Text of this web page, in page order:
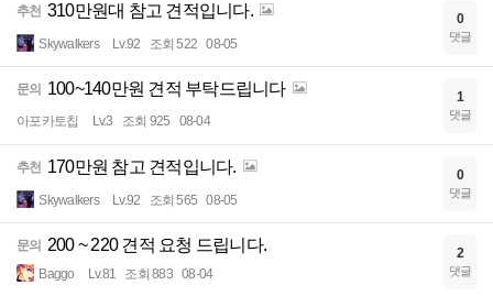
추천 310만원대 참고 견적입니다.
Skywalkers Lv.92 조회 522 08-05
0
댓글
문의 100~140만원 견적 부탁드립니다
아포카토칩 Lv.3 조회 925 08-04
1
댓글
추천 170만원 참고 견적입니다.
Skywalkers Lv.92 조회 565 08-05
0
댓글
문의 200 ~ 220 견적 요청 드립니다.
Baggo Lv.81 조회 883 08-04
2
댓글